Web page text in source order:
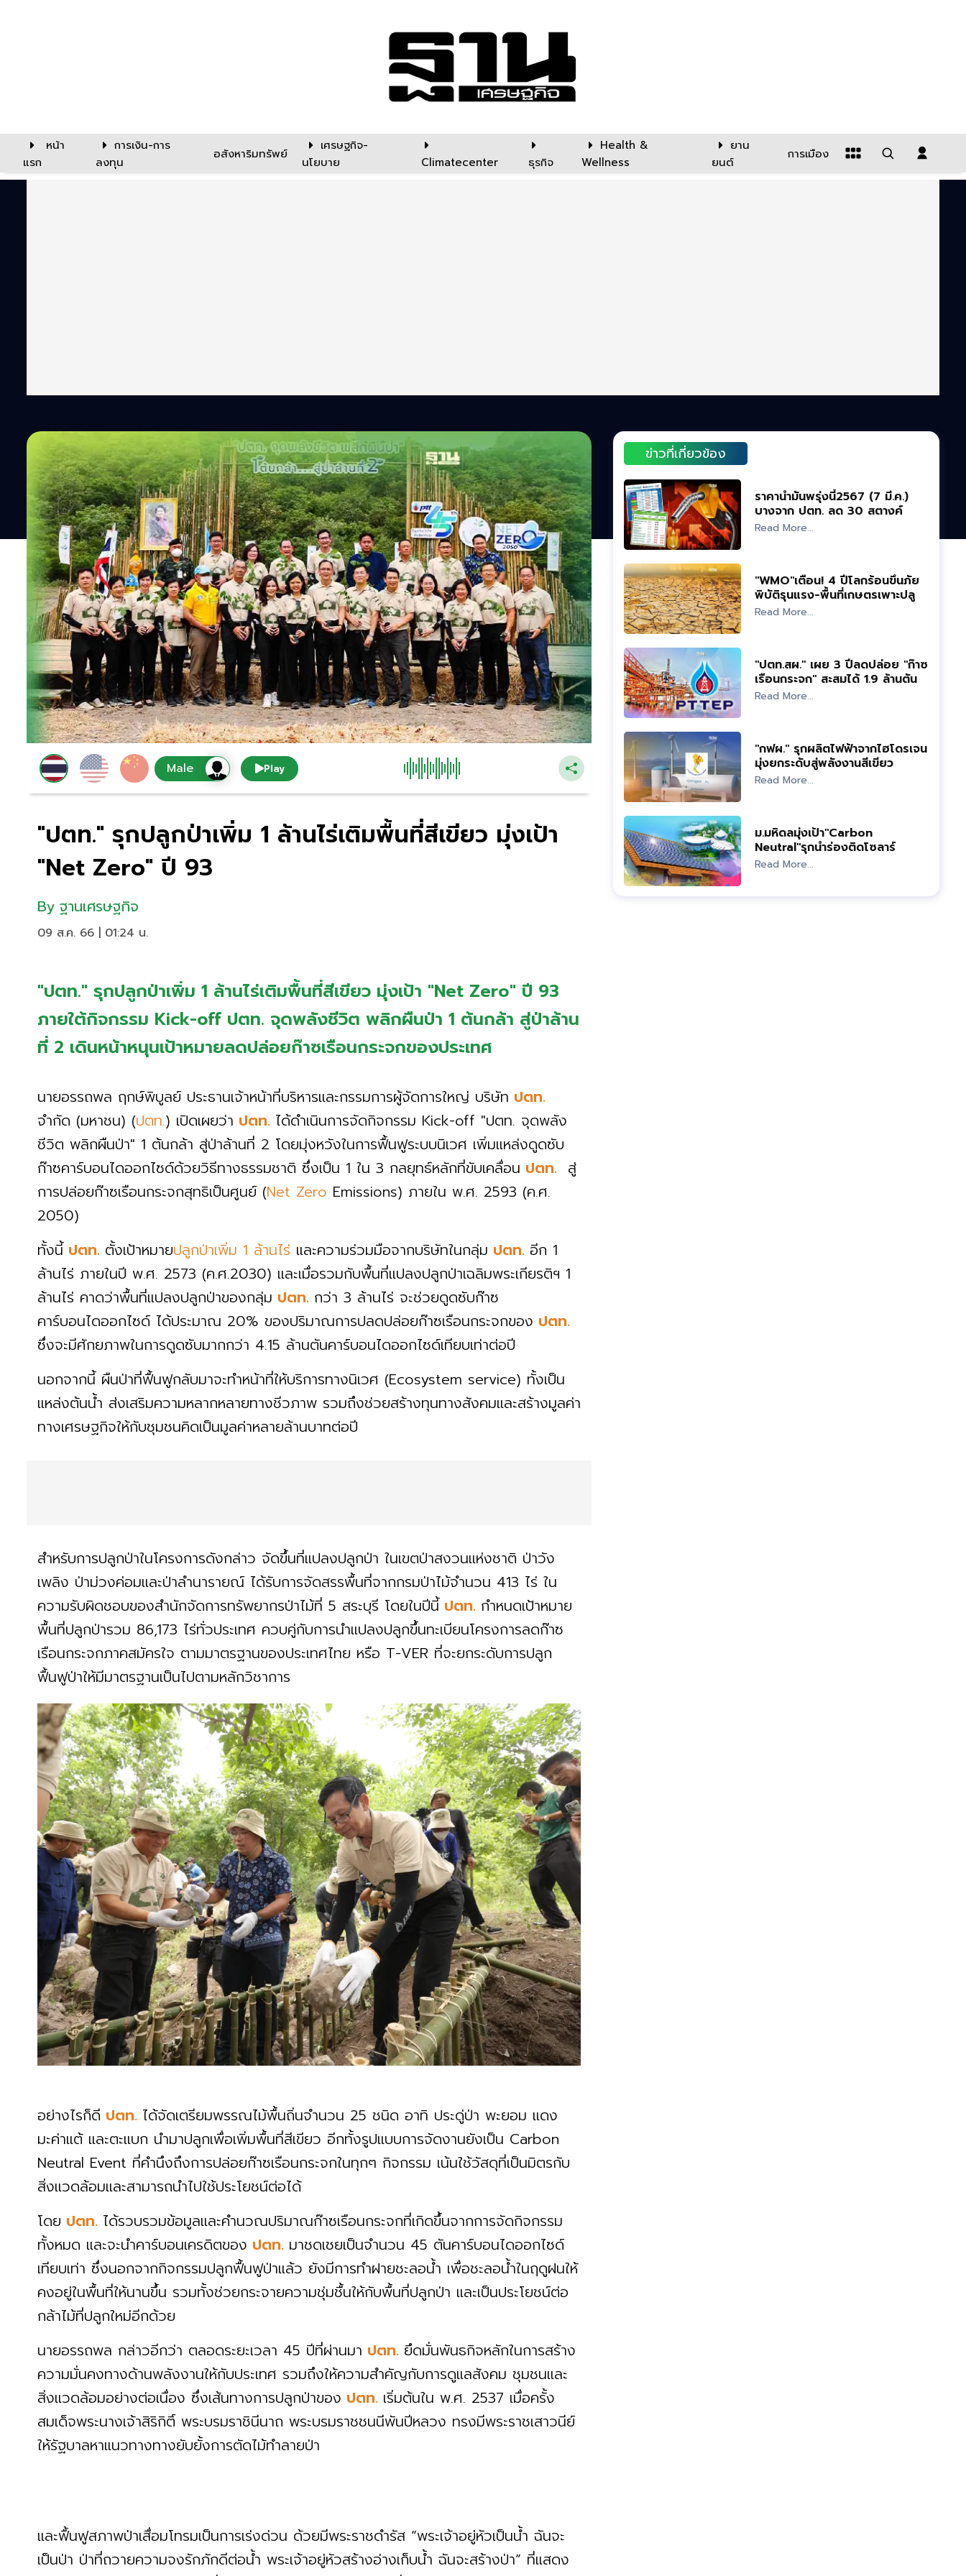
หน้า
แรก
การเงิน-การ
ลงทุน
อสังหาริมทรัพย์
เศรษฐกิจ-
นโยบาย
Climatecenter ธุรกิจ
Health &
Wellness
ยาน
ยนต์
การเมือง
Play
"ปตท." รุกปลูกป่าเพิ่ม 1 ล้านไร่เติมพื้นที่สีเขียว มุ่งเป้า
"Net Zero" ปี 93
By ฐานเศรษฐกิจ
09 ส.ค. 66 | 01:24 น.
"ปตท." รุกปลูกป่าเพิ่ม 1 ล้านไร่เติมพื้นที่สีเขียว มุ่งเป้า "Net Zero" ปี 93
ภายใต้กิจกรรม Kick-off ปตท. จุดพลังชีวิต พลิกผืนป่า 1 ต้นกล้า สู่ป่าล้าน
ที่ 2 เดินหน้าหนุนเป้าหมายลดปล่อยก๊าซเรือนกระจกของประเทศ
นายอรรถพล ฤกษ์พิบูลย์ ประธานเจ้าหน้าที่บริหารและกรรมการผู้จัดการใหญ่ บริษัท ปตท.
จำกัด (มหาชน) (ปตท.) เปิดเผยว่า ปตท. ได้ดำเนินการจัดกิจกรรม Kick-off "ปตท. จุดพลัง
ชีวิต พลิกผืนป่า" 1 ต้นกล้า สู่ป่าล้านที่ 2 โดยมุ่งหวังในการฟื้นฟูระบบนิเวศ เพิ่มแหล่งดูดซับ
ก๊าซคาร์บอนไดออกไซด์ด้วยวิธีทางธรรมชาติ ซึ่งเป็น 1 ใน 3 กลยุทธ์หลักที่ขับเคลื่อน ปตท. สู่
การปล่อยก๊าซเรือนกระจกสุทธิเป็นศูนย์ (Net Zero Emissions) ภายใน พ.ศ. 2593 (ค.ศ.
2050)
ทั้งนี้ปตท. ตั้งเป้าหมายปลูกป่าเพิ่ม 1 ล้านไร่ และความร่วมมือจากบริษัทในกลุ่ม ปตท. อีก 1
ล้านไร่ ภายในปี พ.ศ. 2573 (ค.ศ.2030) และเมื่อรวมกับพื้นที่แปลงปลูกป่าเฉลิมพระเกียรติฯ 1
ล้านไร่ คาดว่าพื้นที่แปลงปลูกป่าของกลุ่ม ปตท. กว่า 3 ล้านไร่ จะช่วยดูดซับก๊าซ
คาร์บอนไดออกไซด์ ได้ประมาณ 20% ของปริมาณการปลดปล่อยก๊าซเรือนกระจกของ ปตท.
ซึ่งจะมีศักยภาพในการดูดซับมากกว่า 4.15 ล้านตันคาร์บอนไดออกไซด์เทียบเท่าต่อปี
นอกจากนี้ ผืนป่าที่ฟื้นฟูกลับมาจะทำหน้าที่ให้บริการทางนิเวศ (Ecosystem service) ทั้งเป็น
แหล่งต้นน้ำ ส่งเสริมความหลากหลายทางชีวภาพ รวมถึงช่วยสร้างทุนทางสังคมและสร้างมูลค่า
ทางเศรษฐกิจให้กับชุมชนคิดเป็นมูลค่าหลายล้านบาทต่อปี
สำหรับการปลูกป่าในโครงการดังกล่าว จัดขึ้นที่แปลงปลูกป่า ในเขตป่าสงวนแห่งชาติ ป่าวัง
เพลิง ป่าม่วงค่อมและป่าลำนารายณ์ ได้รับการจัดสรรพื้นที่จากกรมป่าไม้จำนวน 413 ไร่ ใน
ความรับผิดชอบของสำนักจัดการทรัพยากรป่าไม้ที่ 5 สระบุรี โดยในปีนี้ปตท. กำหนดเป้าหมาย
พื้นที่ปลูกป่ารวม 86,173 ไร่ทั่วประเทศ ควบคู่กับการนำแปลงปลูกขึ้นทะเบียนโครงการลดก๊าซ
เรือนกระจกภาคสมัครใจ ตามมาตรฐานของประเทศไทย หรือ T-VER ที่จะยกระดับการปลูก
ฟื้นฟูป่าให้มีมาตรฐานเป็นไปตามหลักวิชาการ
อย่างไรก็ดี ปตท. ได้จัดเตรียมพรรณไม้พื้นถิ่นจำนวน 25 ชนิด อาทิ ประดู่ป่า พะยอม แดง
มะค่าแต้ และตะแบก นำมาปลูกเพื่อเพิ่มพื้นที่สีเขียว อีกทั้งรูปแบบการจัดงานยังเป็น Carbon
Neutral Event ที่คำนึงถึงการปล่อยก๊าซเรือนกระจกในทุกๆ กิจกรรม เน้นใช้วัสดุที่เป็นมิตรกับ
สิ่งแวดล้อมและสามารถนำไปใช้ประโยชน์ต่อได้
โดย ปตท. ได้รวบรวมข้อมูลและคำนวณปริมาณก๊าซเรือนกระจกที่เกิดขึ้นจากการจัดกิจกรรม
ทั้งหมด และจะนำคาร์บอนเครดิตของ ปตท. มาชดเชยเป็นจำนวน 45 ตันคาร์บอนไดออกไซด์
เทียบเท่า ซึ่งนอกจากกิจกรรมปลูกฟื้นฟูป่าแล้ว ยังมีการทำฝายชะลอน้ำ เพื่อชะลอน้ำในฤดูฝนให้
คงอยู่ในพื้นที่ให้นานขึ้น รวมทั้งช่วยกระจายความชุ่มชื้นให้กับพื้นที่ปลูกป่า และเป็นประโยชน์ต่อ
กล้าไม้ที่ปลูกใหม่อีกด้วย
นายอรรถพล กล่าวอีกว่า ตลอดระยะเวลา 45 ปีที่ผ่านมา ปตท. ยึดมั่นพันธกิจหลักในการสร้าง
ความมั่นคงทางด้านพลังงานให้กับประเทศ รวมถึงให้ความสำคัญกับการดูแลสังคม ชุมชนและ
สิ่งแวดล้อมอย่างต่อเนื่อง ซึ่งเส้นทางการปลูกป่าของ ปตท. เริ่มต้นใน พ.ศ. 2537 เมื่อครั้ง
สมเด็จพระนางเจ้าสิริกิติ์ พระบรมราชินีนาถ พระบรมราชชนนีพันปีหลวง ทรงมีพระราชเสาวนีย์
ให้รัฐบาลหาแนวทางทางยับยั้งการตัดไม้ทำลายป่า
และฟื้นฟูสภาพป่าเสื่อมโทรมเป็นการเร่งด่วน ด้วยมีพระราชดำรัส “พระเจ้าอยู่หัวเป็นน้ำ ฉันจะ
เป็นป่า ป่าที่ถวายความจงรักภักดีต่อน้ำ พระเจ้าอยู่หัวสร้างอ่างเก็บน้ำ ฉันจะสร้างป่า” ที่แสดง
ข่าวที่เกี่ยวข้อง
ราคาน้ำมันพรุ่งนี้2567 (7 มี.ค.)
บางจาก ปตท. ลด 30 สตางค์
อัพเดทราคาล่าสุด
Read More...
"WMO"เตือน! 4 ปีโลกร้อนขึ้นภัย
พิบัติรุนแรง-พื้นที่เกษตรเพาะปลูก
ไม่ได้
Read More...
"ปตท.สผ." เผย 3 ปีลดปล่อย "ก๊าซ
เรือนกระจก" สะสมได้ 1.9 ล้านตัน
Read More...
"กฟผ." รุกผลิตไฟฟ้าจากไฮโดรเจน
มุ่งยกระดับสู่พลังงานสีเขียว
Read More...
ม.มหิดลมุ่งเป้า"Carbon
Neutral"รุกนำร่องติดโซลาร์
รูฟท็อป-จัดการขยะ
Read More...